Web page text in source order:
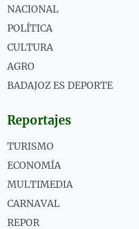
NACIONAL
POLÍTICA
CULTURA
AGRO
BADAJOZ ES DEPORTE
Reportajes
TURISMO
ECONOMÍA
MULTIMEDIA
CARNAVAL
REPOR